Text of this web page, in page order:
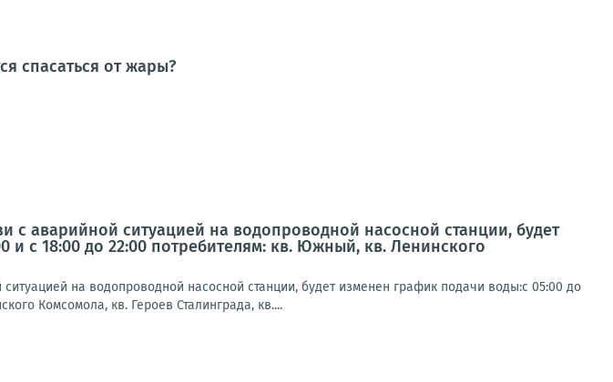
спасаться от жары?
с аварийной ситуацией на водопроводной насосной станции, будет
и с 18:00 до 22:00 потребителям: кв. Южный, кв. Ленинского
на водопроводной насосной станции, будет изменен график подачи воды:с 05:00 до
Комсомола, кв. Героев Сталинграда, кв....